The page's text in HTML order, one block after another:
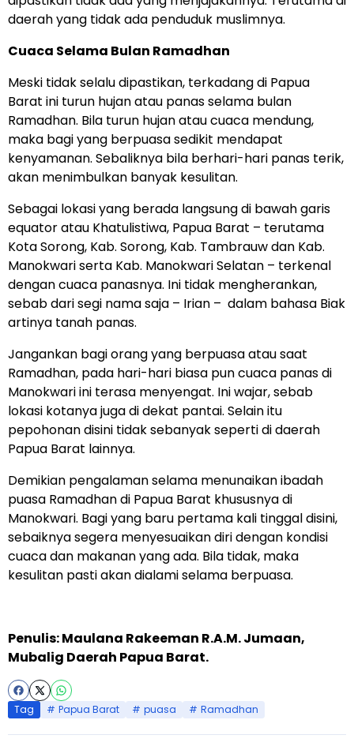
daerah yang tidak ada penduduk muslimnya.
Cuaca Selama Bulan Ramadhan
Meski tidak selalu dipastikan, terkadang di Papua
Barat ini turun hujan atau panas selama bulan
Ramadhan. Bila turun hujan atau cuaca mendung,
maka bagi yang berpuasa sedikit mendapat
kenyamanan. Sebaliknya bila berhari-hari panas terik,
akan menimbulkan banyak kesulitan.
Sebagai lokasi yang berada langsung di bawah garis
equator atau Khatulistiwa, Papua Barat – terutama
Kota Sorong, Kab. Sorong, Kab. Tambrauw dan Kab.
Manokwari serta Kab. Manokwari Selatan – terkenal
dengan cuaca panasnya. Ini tidak mengherankan,
sebab dari segi nama saja – Irian – dalam bahasa Biak
artinya tanah panas.
Jangankan bagi orang yang berpuasa atau saat
Ramadhan, pada hari-hari biasa pun cuaca panas di
Manokwari ini terasa menyengat. Ini wajar, sebab
lokasi kotanya juga di dekat pantai. Selain itu
pepohonan disini tidak sebanyak seperti di daerah
Papua Barat lainnya.
Demikian pengalaman selama menunaikan ibadah
puasa Ramadhan di Papua Barat khususnya di
Manokwari. Bagi yang baru pertama kali tinggal disini,
sebaiknya segera menyesuaikan diri dengan kondisi
cuaca dan makanan yang ada. Bila tidak, maka
kesulitan pasti akan dialami selama berpuasa.
Penulis: Maulana Rakeeman R.A.M. Jumaan,
Mubalig Daerah Papua Barat.
Tag Papua Barat puasa Ramadhan